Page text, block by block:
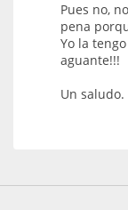
Pues no,
pena
Yo la
aguante!!!
Un saludo.